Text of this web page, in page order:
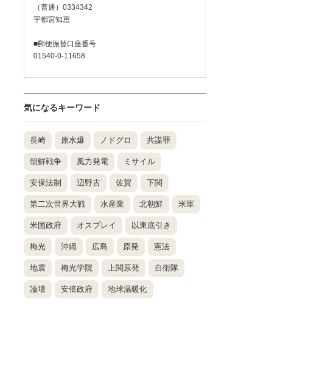
（普通）0334342
宇都宮知恵
■郵便振替口座番号
01540-0-11658
気になるキーワード
長崎 原水爆 ノドグロ 共謀罪
朝鮮戦争 風力発電 ミサイル
安保法制 辺野古 佐賀 下関
第二次世界大戦 水産業 北朝鮮 米軍
米国政府 オスプレイ 以東底引き
梅光 沖縄 広島 原発 憲法
地震 梅光学院 上関原発 自衛隊
論壇 安倍政府 地球温暖化